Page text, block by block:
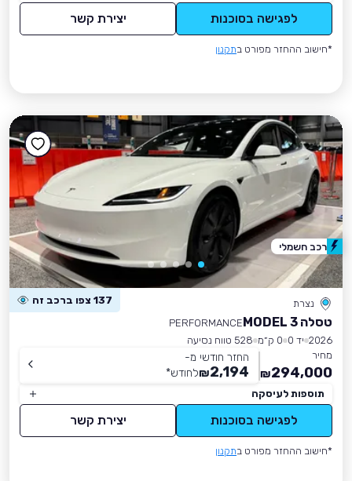
לפגישה בסוכנות יצירת קשר
*חישוב ההחזר מפורט בתקנון
נצרת 137 צפו ברכב זה
טסלה MODEL 3
PERFORMANCE
2026 יד 0 0 ק״מ
528 טווח נסיעה
מחיר
294,000
₪
החזר חודשי מ-
2,194
₪לחודש*
תוספות לעיסקה
לפגישה בסוכנות יצירת קשר
*חישוב ההחזר מפורט בתקנון
רכב חשמלי